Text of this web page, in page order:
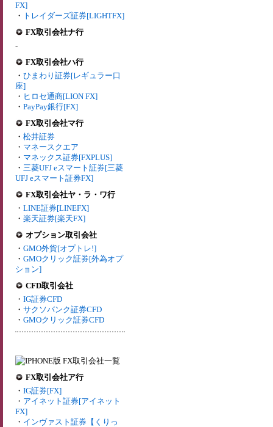
FX]
・ トレイダーズ証券[LIGHTFX]
FX取引会社ナ行
-
FX取引会社ハ行
・ ひまわり証券[レギュラー口
座]
・ ヒロセ通商[LION FX]
・ PayPay銀行[FX]
FX取引会社マ行
・ 松井証券
・ マネースクエア
・ マネックス証券[FXPLUS]
・ 三菱UFJ eスマート証券[三菱
UFJ eスマート証券FX]
FX取引会社ヤ・ラ・ワ行
・ LINE証券[LINEFX]
・ 楽天証券[楽天FX]
オプション取引会社
・ GMO外貨[オプトレ!]
・ GMOクリック証券[外為オプ
ション]
CFD取引会社
・ IG証券CFD
・ サクソバンク証券CFD
・ GMOクリック証券CFD
FX取引会社ア行
・ IG証券[FX]
・ アイネット証券[アイネット
FX]
・ インヴァスト証券【くりっ